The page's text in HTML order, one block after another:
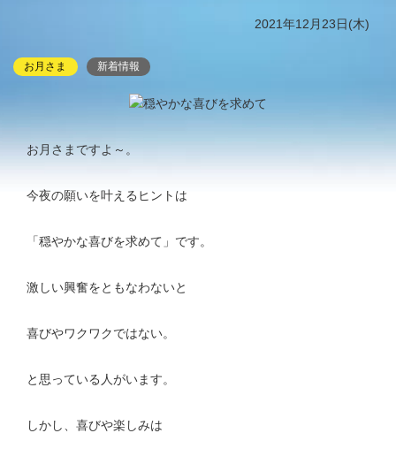
t
2021年12月23日(木)
お月さま 新着情報
お月さまですよ～。
今夜の願いを叶えるヒントは
「穏やかな喜びを求めて」です。
激しい興奮をともなわないと
喜びやワクワクではない。
と思っている人がいます。
しかし、喜びや楽しみは